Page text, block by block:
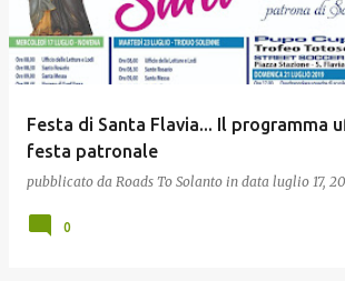
Festa di Santa Flavia... Il programma
festa patronale
pubblicato da Roads To Solanto in data luglio 17,
0